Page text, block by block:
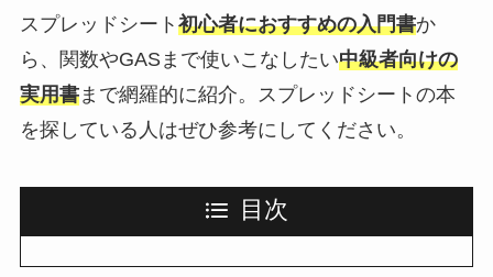
スプレッドシート 初心者におすすめの入門書か
ら、関数やGASまで使いこなしたい中級者向けの
実用書まで網羅的に紹介。スプレッドシートの本
を探している人はぜひ参考にしてください。
目次